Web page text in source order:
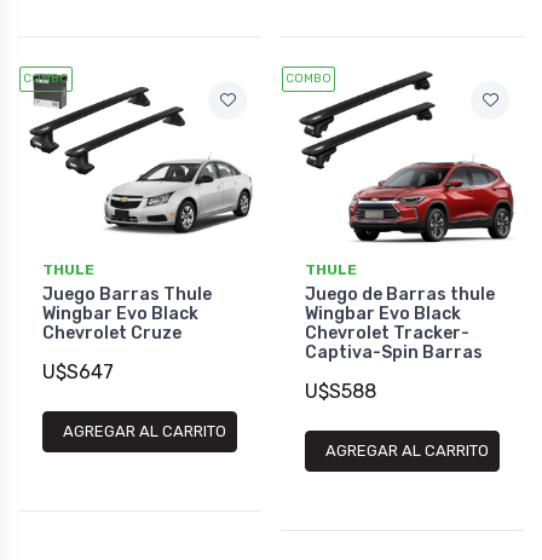
COMBO
THULE
Juego Barras Thule
Wingbar Evo Black
Chevrolet Cruze
U$S647
AGREGAR AL CARRITO
COMBO
THULE
Juego de Barras thule
Wingbar Evo Black
Chevrolet Tracker-
Captiva-Spin Barras
U$S588
AGREGAR AL CARRITO